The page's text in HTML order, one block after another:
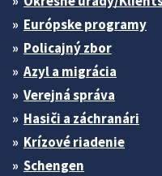
Európske programy
Policajný zbor
Azyl a migrácia
Verejná správa
Hasiči a záchranári
Krízové riadenie
Schengen